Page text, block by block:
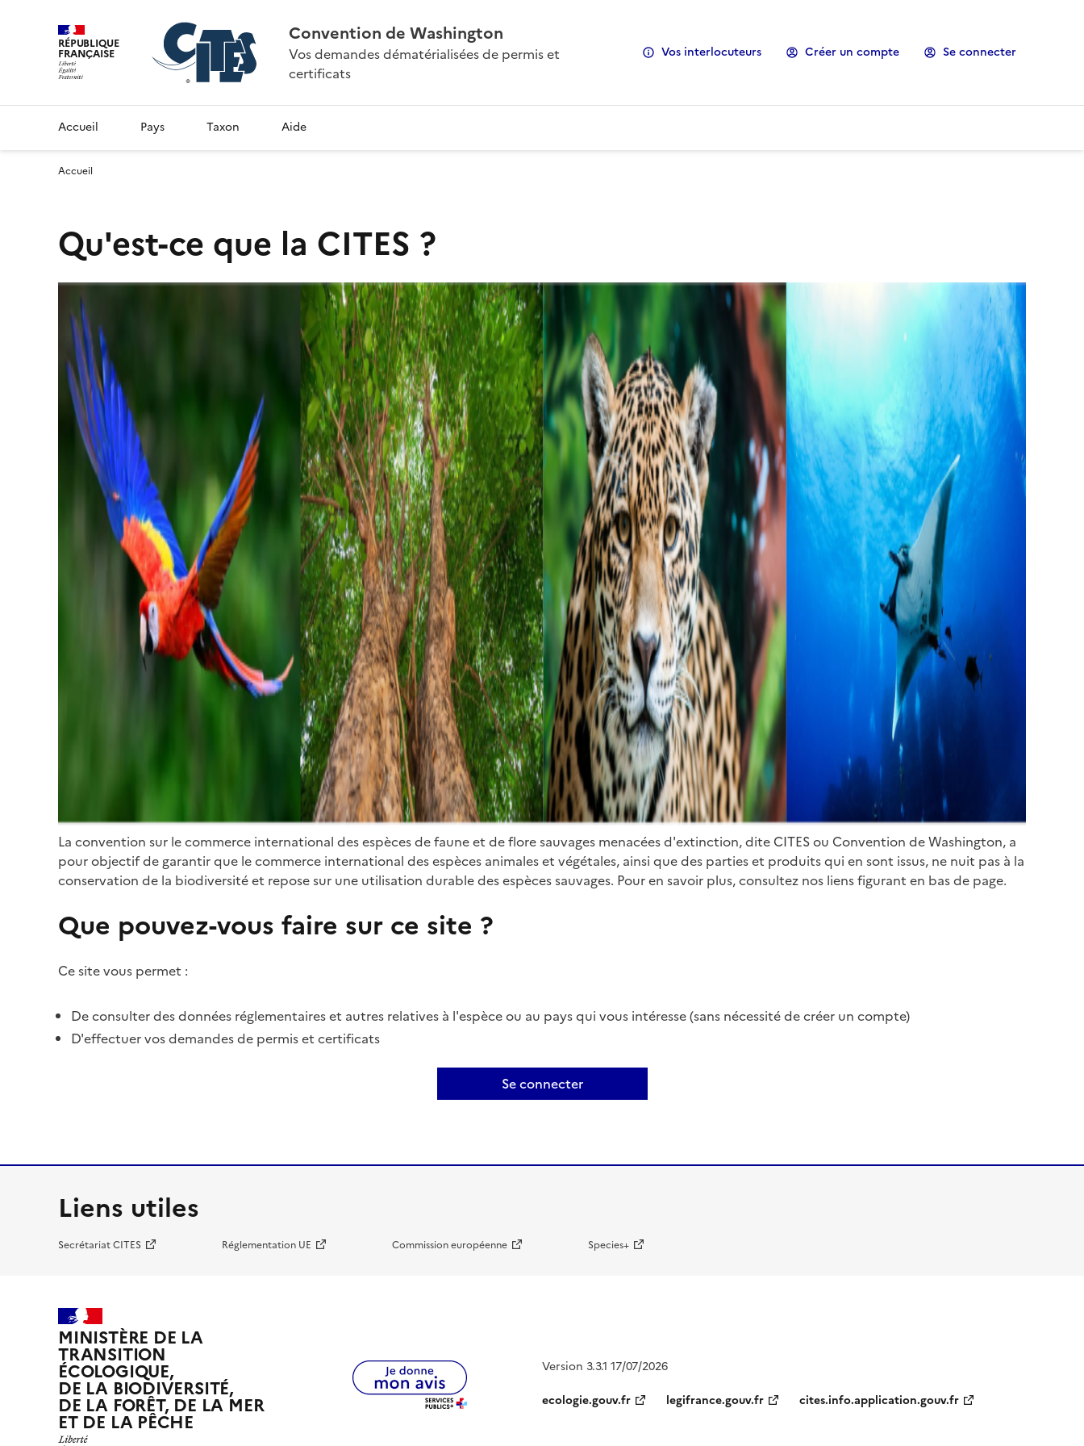
RÉPUBLIQUE
FRANÇAISE
Convention de Washington
Vos demandes dématérialisées de permis et
certificats
Vos interlocuteurs Créer un compte Se connecter
Accueil Pays Taxon Aide
Accueil
Qu'est-ce que la CITES ?
La convention sur le commerce international des espèces de faune et de flore sauvages menacées d'extinction, dite CITES ou Convention de Washington, a
pour objectif de garantir que le commerce international des espèces animales et végétales, ainsi que des parties et produits qui en sont issus, ne nuit pas à la
conservation de la biodiversité et repose sur une utilisation durable des espèces sauvages. Pour en savoir plus, consultez nos liens figurant en bas de page.
Que pouvez-vous faire sur ce site ?
Ce site vous permet :
De consulter des données réglementaires et autres relatives à l'espèce ou au pays qui vous intéresse (sans nécessité de créer un compte)
D'effectuer vos demandes de permis et certificats
Se connecter
Liens utiles
Secrétariat CITES Réglementation UE Commission européenne Species+
MINISTÈRE DE LA
TRANSITION
ÉCOLOGIQUE,
DE LA BIODIVERSITÉ,
DE LA FORÊT, DE LA MER
ET DE LA PÊCHE
Version 3.3.1 17/07/2026
ecologie.gouv.fr
legifrance.gouv.fr cites.info.application.gouv.fr